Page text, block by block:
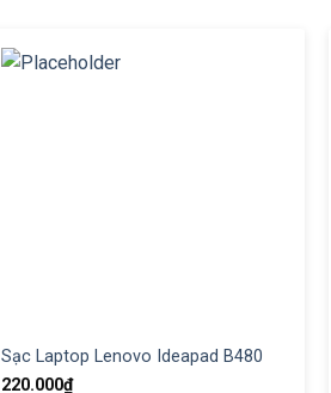
Sạc Laptop Lenovo Ideapad B480
220.000₫